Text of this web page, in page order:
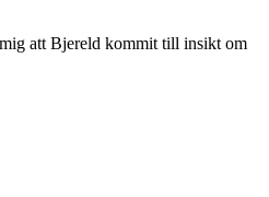
att Bjereld kommit till insikt om